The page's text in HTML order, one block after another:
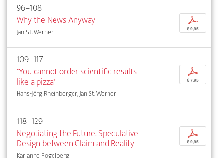
96–108
Why the News Anyway
Jan St. Werner
p
€ 9,95
109–117
"You cannot order scientific results
like a pizza"
Hans-Jörg Rheinberger, Jan St. Werner
p
€ 7,95
118–129
Negotiating the Future. Speculative
Design between Claim and Reality
Karianne Fogelberg
p
€ 9,95